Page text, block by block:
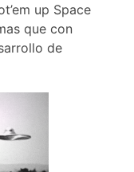
up Space
que con
de